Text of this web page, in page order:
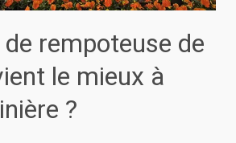
rempoteuse de
le mieux à
?